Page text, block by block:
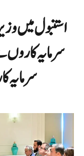
استنبول میں
سرمایہ کاروں